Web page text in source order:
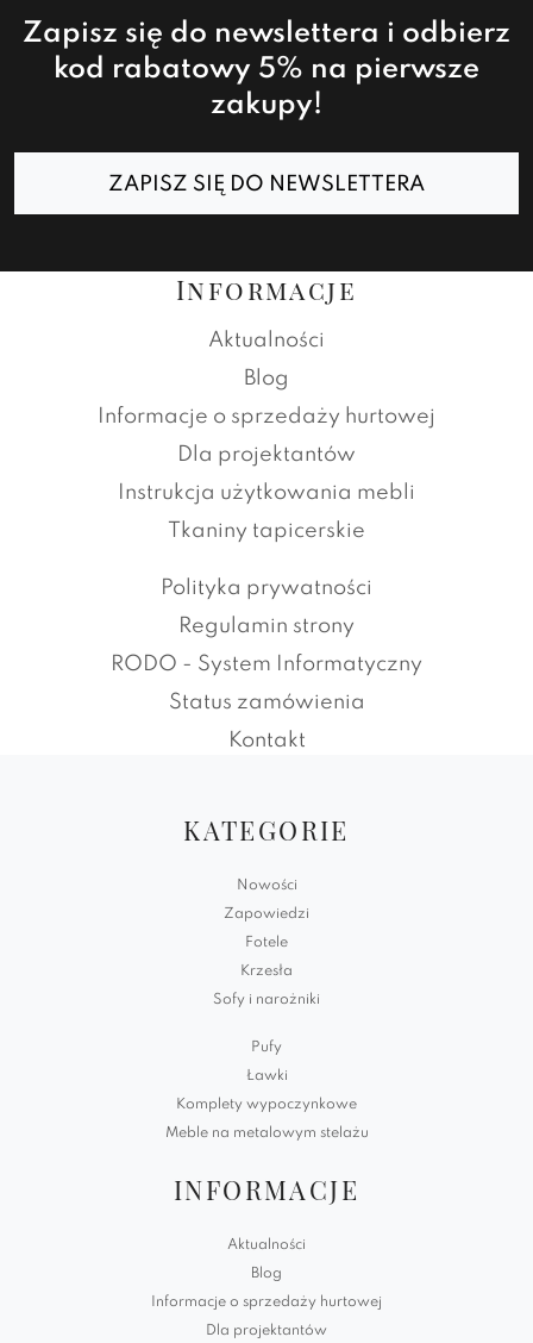
Zapisz się do newslettera i odbierz
kod rabatowy 5% na pierwsze
zakupy!
ZAPISZ SIĘ DO NEWSLETTERA
Informacje
Aktualności
Blog
Informacje o sprzedaży hurtowej
Dla projektantów
Instrukcja użytkowania mebli
Tkaniny tapicerskie
Polityka prywatności
Regulamin strony
RODO - System Informatyczny
Status zamówienia
Kontakt
KATEGORIE
Nowości
Zapowiedzi
Fotele
Krzesła
Sofy i narożniki
Pufy
Ławki
Komplety wypoczynkowe
Meble na metalowym stelażu
INFORMACJE
Aktualności
Blog
Informacje o sprzedaży hurtowej
Dla projektantów